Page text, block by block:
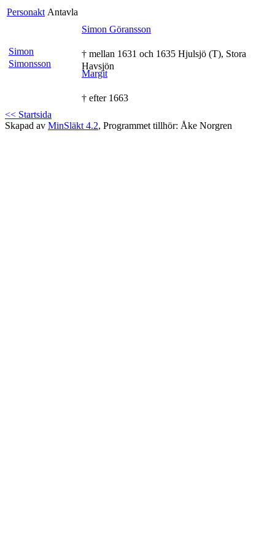
Personakt Antavla
Simon
Simonsson
Simon Göransson
† mellan 1631 och 1635 Hjulsjö (T), Stora
Havsjön
Margit
† efter 1663
<< Startsida
Skapad av MinSläkt 4.2, Programmet tillhör: Åke Norgren